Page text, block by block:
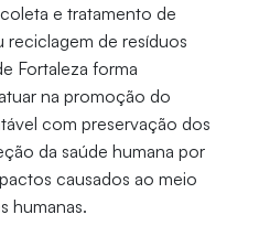
e tratamento de
de resíduos
Fortaleza forma
na promoção do
com preservação dos
da saúde humana por
causados ao meio
humanas.